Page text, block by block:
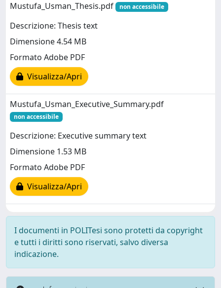
Mustufa_Usman_Thesis.pdf
non accessibile
Descrizione: Thesis text
Dimensione 4.54 MB
Formato Adobe PDF
Visualizza/Apri
Mustufa_Usman_Executive_Summary.pdf
non accessibile
Descrizione: Executive summary text
Dimensione 1.53 MB
Formato Adobe PDF
Visualizza/Apri
I documenti in POLITesi sono protetti da copyright
e tutti i diritti sono riservati, salvo diversa
indicazione.